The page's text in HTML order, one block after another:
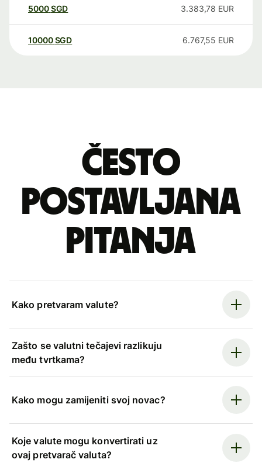
5000SGD 3.383,78 EUR
10000 SGD 6.767,55 EUR
Često
postavljana
pitanja
Kako pretvaram valute?
Zašto se valutni tečajevi razlikuju
među tvrtkama?
Kako mogu zamijeniti svoj novac?
Koje valute mogu konvertirati uz
ovaj pretvarač valuta?